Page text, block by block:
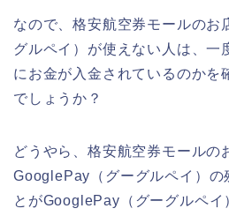
なので、格安航空券モールのお
グルペイ）が使えない人は、一
にお金が入金されているのかを
でしょうか？
どうやら、格安航空券モールの
GooglePay（グーグルペイ）の
とがGooglePay（グーグルペイ